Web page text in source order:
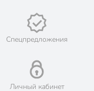
гипермаркета или
Интернет-гипермаркет
ведущих мировых
Спецпредложения
Личный кабинет